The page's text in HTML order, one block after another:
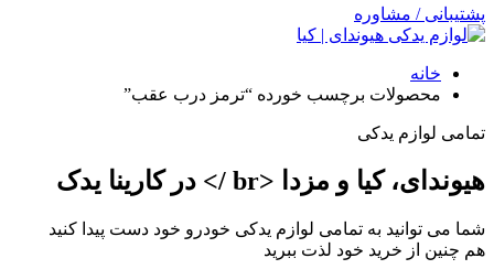
پشتیبانی / مشاوره
خانه
محصولات برچسب خورده “ترمز درب عقب”
تمامی لوازم یدکی
هیوندای، کیا و مزدا <br /> در کارینا یدک
شما می توانید به تمامی لوازم یدکی خودرو خود دست پیدا کنید
هم چنین از خرید خود لذت ببرید